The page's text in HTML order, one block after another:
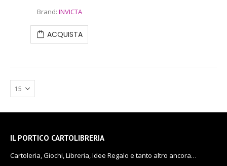
Brand: INVICTA
ACQUISTA
IL PORTICO CARTOLIBRERIA
Cartoleria, Giochi, Libreria, Idee Regalo e tanto altro ancora…